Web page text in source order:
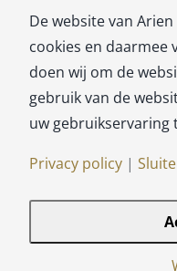
1171
tel:
mail:
| Ariën
De website van
cookies en daarmee
doen wij om de
gebruik van de
uw gebruikservaring
Privacy policy |